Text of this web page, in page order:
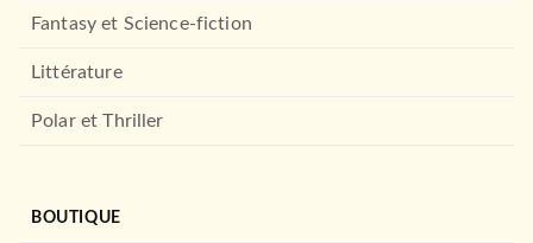
Fantasy et Science-fiction
Littérature
Polar et Thriller
BOUTIQUE